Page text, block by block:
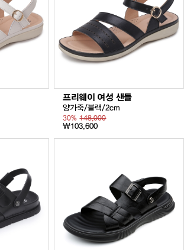
프리웨이 여성 샌들
양가죽/블랙/2cm
30%148,000
₩103,600